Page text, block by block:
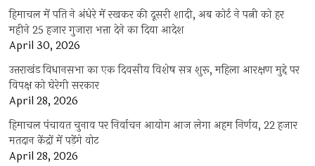
हिमाचल में पति ने अंधेरे में रखकर की दूसरी शादी, अब कोर्ट ने पत्नी को हर
महीने 25 हजार गुजारा भत्ता देने का दिया आदेश
April 30, 2026
उत्तराखंड विधानसभा का एक दिवसीय विशेष सत्र शुरू, महिला आरक्षण मुद्दे पर
विपक्ष को घेरेगी सरकार
April 28, 2026
हिमाचल पंचायत चुनाव पर निर्वाचन आयोग आज लेगा अहम निर्णय, 22 हजार
मतदान केंद्रों में पड़ेंगे वोट
April 28, 2026